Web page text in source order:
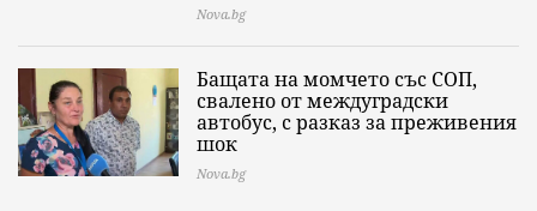
Nova.bg
Бащата на момчето със СОП,
свалено от междуградски
автобус, с разказ за преживения
шок
Nova.bg